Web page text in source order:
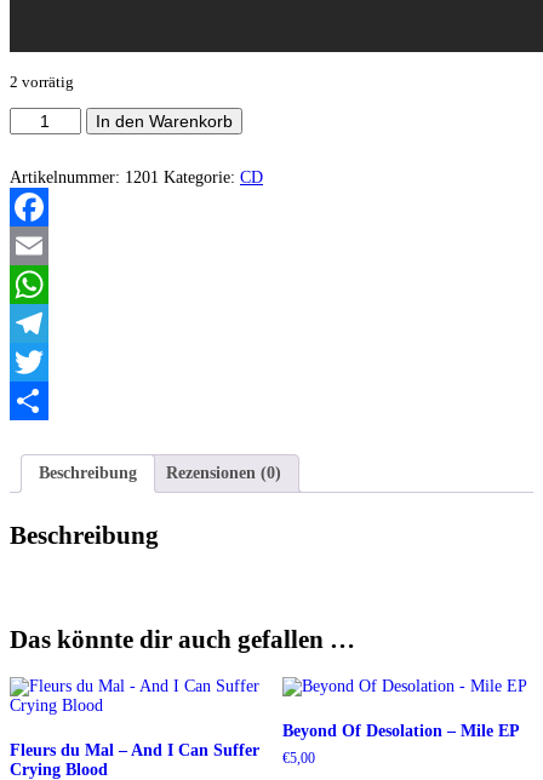
2 vorrätig
Borta
-
Razornaut
Menge
In den Warenkorb
Artikelnummer: 1201 Kategorie: CD
Facebook
Email
WhatsApp
Telegram
Twitter
Beschreibung
Rezensionen (0)
Beschreibung
Das könnte dir auch gefallen …
Fleurs du Mal – And I Can Suffer
Crying Blood
Beyond Of Desolation – Mile EP
€5,00